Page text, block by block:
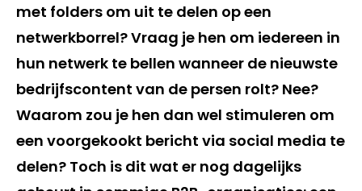
met folders om uit te delen op een
netwerkborrel? Vraag je hen om iedereen in
hun netwerk te bellen wanneer de nieuwste
bedrijfscontent van de persen rolt? Nee?
Waarom zou je hen dan wel stimuleren om
een voorgekookt bericht via social media te
delen? Toch is dit wat er nog dagelijks